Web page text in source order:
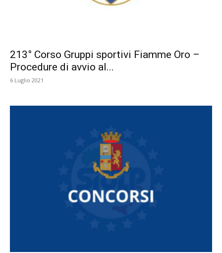
213° Corso Gruppi sportivi Fiamme Oro –
Procedure di avvio al...
6 Luglio 2021